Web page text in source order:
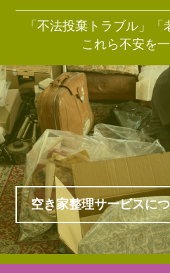
「不法投棄トラブル」「
これら不安を
空き家整理サービスに